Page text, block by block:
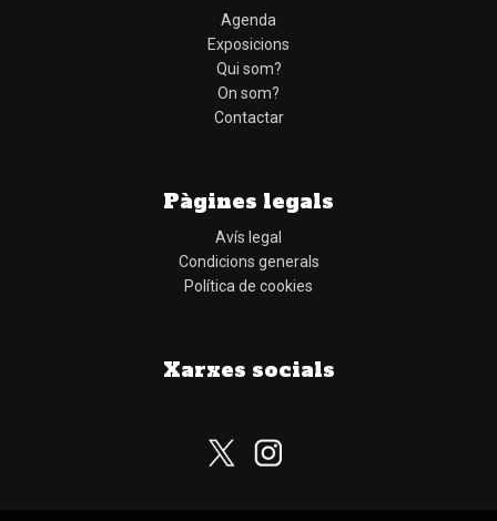
Agenda
Exposicions
Qui som?
On som?
Contactar
Pàgines legals
Avís legal
Condicions generals
Política de cookies
Xarxes socials